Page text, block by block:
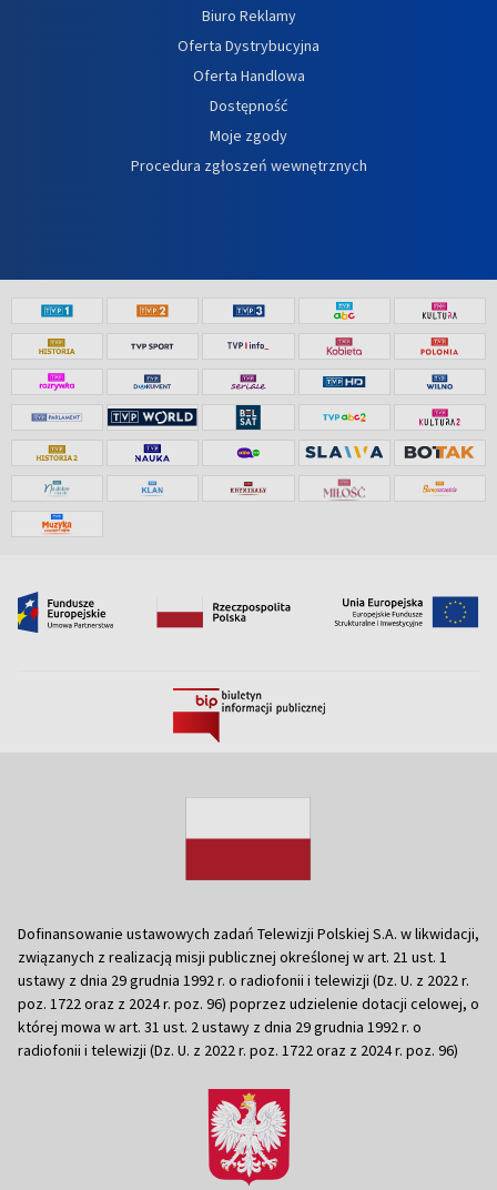
Biuro Reklamy
Oferta Dystrybucyjna
Oferta Handlowa
Dostępność
Moje zgody
Procedura zgłoszeń wewnętrznych
Dofinansowanie ustawowych zadań Telewizji Polskiej S.A. w likwidacji,
związanych z realizacją misji publicznej określonej w art. 21 ust. 1
ustawy z dnia 29 grudnia 1992 r. o radiofonii i telewizji (Dz. U. z 2022 r.
poz. 1722 oraz z 2024 r. poz. 96) poprzez udzielenie dotacji celowej, o
której mowa w art. 31 ust. 2 ustawy z dnia 29 grudnia 1992 r. o
radiofonii i telewizji (Dz. U. z 2022 r. poz. 1722 oraz z 2024 r. poz. 96)